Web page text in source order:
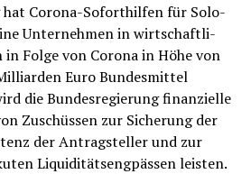
hat Coro­na-Sofort­hil­fen für Solo-
Unter­neh­men in wirt­schaft­li­
Fol­ge von Coro­na in Höhe von
Euro Bun­des­mit­tel
die Bun­des­re­gie­rung finan­zi­el­le
Zuschüs­sen zur Siche­rung der
der Antrag­stel­ler und zur
Liqui­di­täts­eng­päs­sen leis­ten.